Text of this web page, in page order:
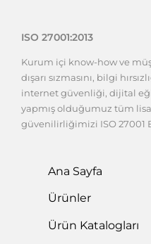
ISO 27001:2013
Kurum içi know-how ve
dışarı sızmasını, bilgi
internet güvenliği, dijital
yapmış olduğumuz tüm
güvenilirliğimizi ISO 27001
Ana Sayfa
Ürünler
Ürün Katalogları